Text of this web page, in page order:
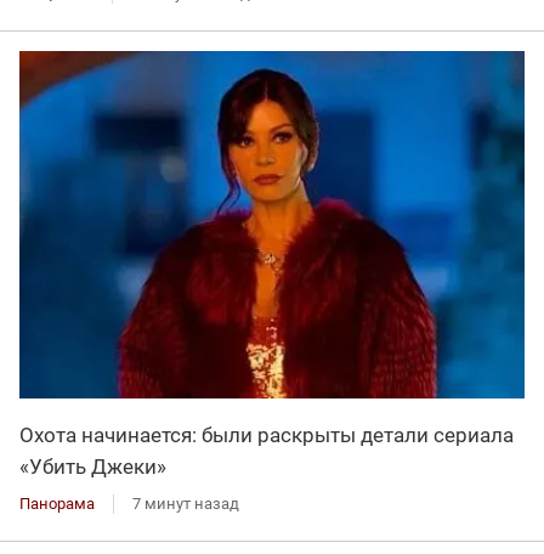
Охота начинается: были раскрыты детали сериала
«Убить Джеки»
Панорама 7 минут назад